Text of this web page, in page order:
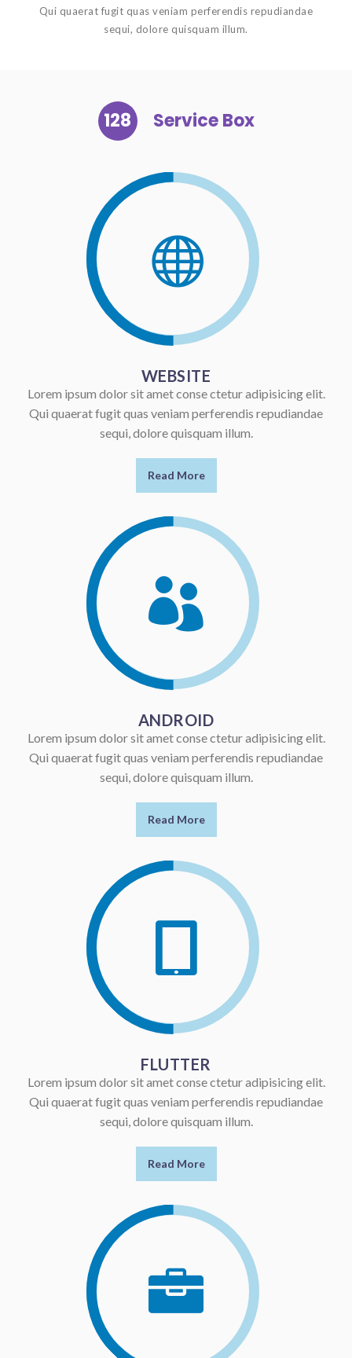
Qui quaerat fugit quas veniam perferendis repudiandae
sequi, dolore quisquam illum.
128 Service Box

WEBSITE
Lorem ipsum dolor sit amet conse ctetur adipisicing elit.
Qui quaerat fugit quas veniam perferendis repudiandae
sequi, dolore quisquam illum.
Read More

ANDROID
Lorem ipsum dolor sit amet conse ctetur adipisicing elit.
Qui quaerat fugit quas veniam perferendis repudiandae
sequi, dolore quisquam illum.
Read More
FLUTTER
Lorem ipsum dolor sit amet conse ctetur adipisicing elit.
Qui quaerat fugit quas veniam perferendis repudiandae
sequi, dolore quisquam illum.
Read More
